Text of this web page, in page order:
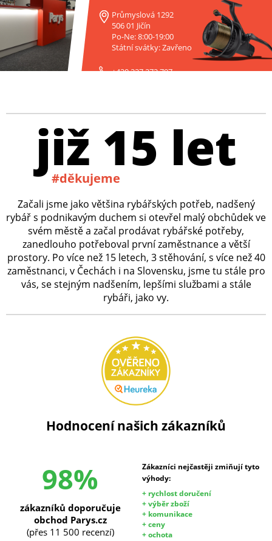
Průmyslová 1292
506 01 Jičín
Po-Ne: 8:00-19:00
Státní svátky: Zavřeno
+420 227 272 797
již 15 let
#děkujeme
Začali jsme jako většina rybářských potřeb, nadšený
rybář s podnikavým duchem si otevřel malý obchůdek ve
svém městě a začal prodávat rybářské potřeby,
zanedlouho potřeboval první zaměstnance a větší
prostory. Po více než 15 letech, 3 stěhování, s více než 40
zaměstnanci, v Čechách i na Slovensku, jsme tu stále pro
vás, se stejným nadšením, lepšími službami a stále
rybáři, jako vy.
Hodnocení našich zákazníků
98%
Zákazníci nejčastěji zmiňují tyto
výhody:
+ rychlost doručení
+ výběr zboží
+ komunikace
+ ceny
+ ochota
zákazníků doporučuje
obchod Parys.cz
(přes 11 500 recenzí)